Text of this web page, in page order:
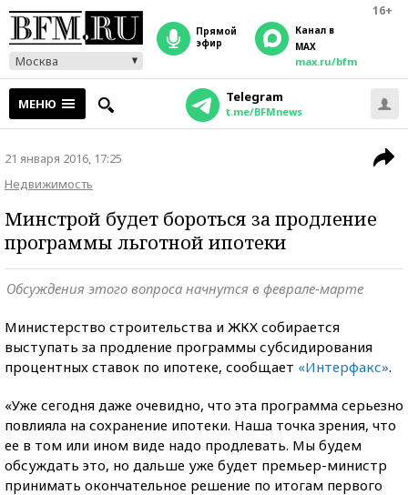
16+
Москва
прямой
эфир
Канал в
MAX
max.ru/bfm
МЕНЮ Telegram
t.me/BFMnews
21 января 2016, 17:25
Недвижимость
Минстрой будет бороться за продление
программы льготной ипотеки
Обсуждения этого вопроса начнутся в феврале-марте
Министерство строительства и ЖКХ собирается
выступать за продление программы субсидирования
процентных ставок по ипотеке, сообщает «Интерфакс».
«Уже сегодня даже очевидно, что эта программа серьезно
повлияла на сохранение ипотеки. Наша точка зрения, что
ее в том или ином виде надо продлевать. Мы будем
обсуждать это, но дальше уже будет премьер-министр
принимать окончательное решение по итогам первого